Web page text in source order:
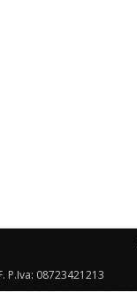
P.Iva: 08723421213